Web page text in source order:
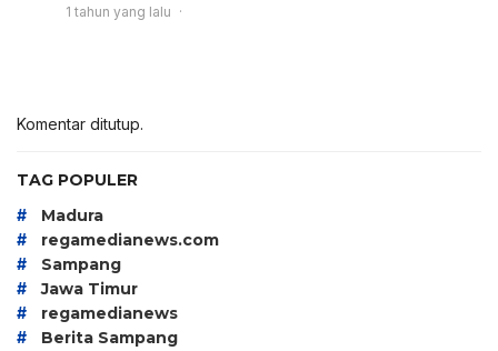
1 tahun yang lalu
Komentar ditutup.
TAG POPULER
# Madura
# regamedianews.com
# Sampang
# Jawa Timur
# regamedianews
# Berita Sampang